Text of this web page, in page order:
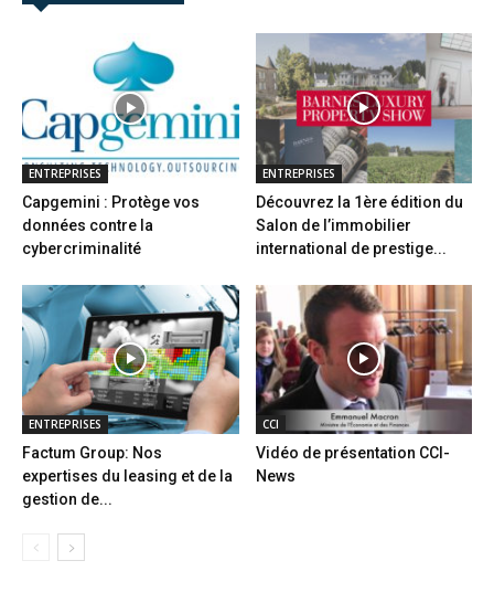
ENTREPRISES
Capgemini : Protège vos
données contre la
cybercriminalité
ENTREPRISES
Découvrez la 1ère édition du
Salon de l’immobilier
international de prestige...
ENTREPRISES
Factum Group: Nos
expertises du leasing et de la
gestion de...
CCI
Vidéo de présentation CCI-
News